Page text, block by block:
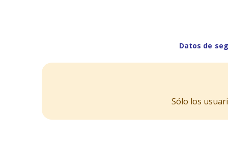
Datos de
Sólo los